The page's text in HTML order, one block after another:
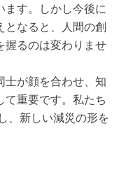
ます。しかし今後に
となると、人間の創
握るのは変わりませ
士が顔を合わせ、知
重要です。私たち
、新しい減災の形を